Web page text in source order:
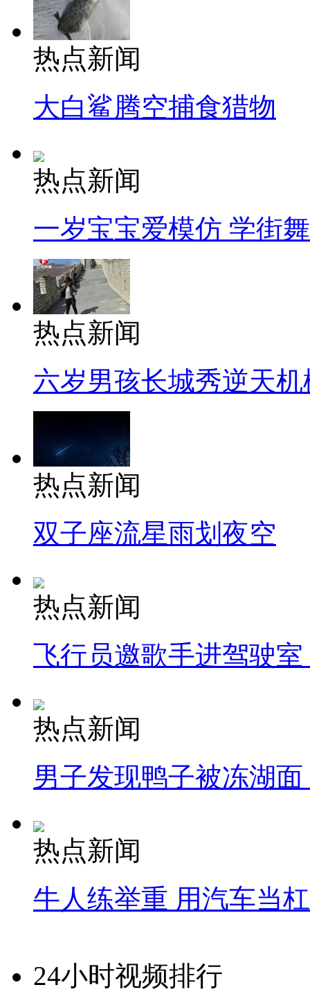
热点新闻
大白鲨腾空捕食猎物
热点新闻
一岁宝宝爱模仿 学街
热点新闻
六岁男孩长城秀逆天机
热点新闻
双子座流星雨划夜空
热点新闻
飞行员邀歌手进驾驶
热点新闻
男子发现鸭子被冻湖
热点新闻
牛人练举重 用汽车当
24小时视频排行